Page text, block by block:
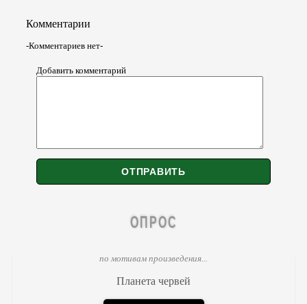
Комментарии
-Комментариев нет-
Добавить комментарий
ОПРОС
по мотивам произведения...
Планета червей